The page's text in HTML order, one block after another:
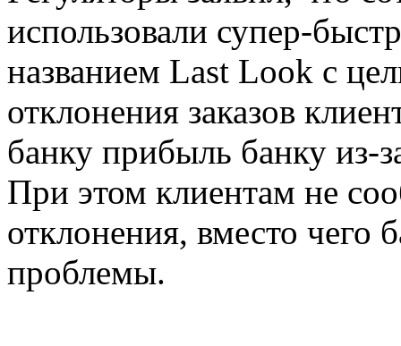
использовали супер-
названием Last Look с
отклонения заказов
банку прибыль банку из-
При этом клиентам не
отклонения, вместо чего
проблемы.